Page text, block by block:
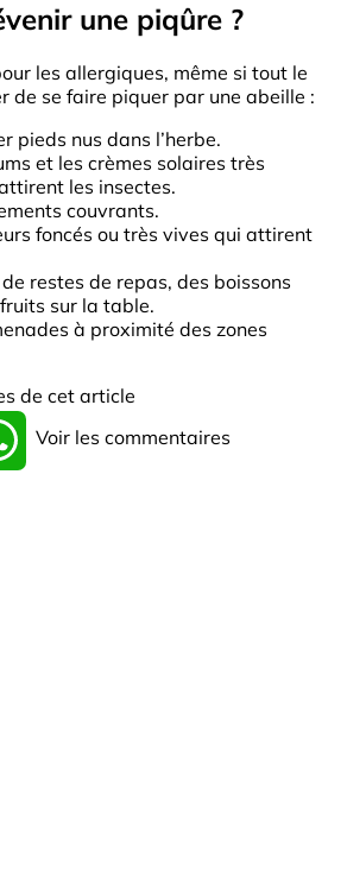
une piqûre ?
les allergiques, même si tout le
de se faire piquer par une abeille :
pieds nus dans l’herbe.
et les crèmes solaires très
les insectes.
couvrants.
foncés ou très vives qui attirent
restes de repas, des boissons
sur la table.
à proximité des zones
de cet article
WhatsApp
Voir les commentaires